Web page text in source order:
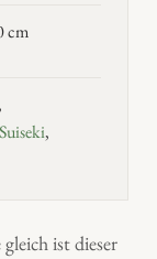
cm
Suiseki,
ist dieser